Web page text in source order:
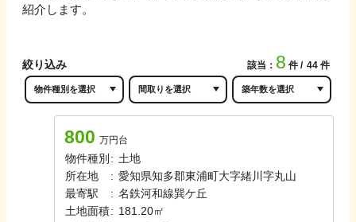
紹介します。
絞り込み 該当： 8 件 44 件
800 万円台
物件種別 : 土地
所在地
: 愛知県知多郡東浦町大字緒川字丸山
最寄駅
: 名鉄河和線巽ケ丘
土地面積: 181.20㎡